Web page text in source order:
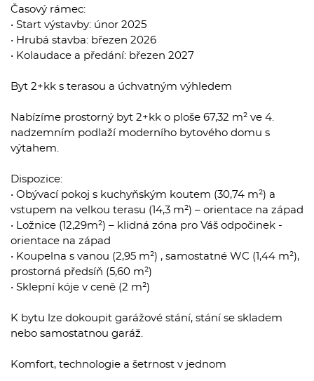
Časový rámec:
• Start výstavby: únor 2025
• Hrubá stavba: březen 2026
• Kolaudace a předání: březen 2027
Byt 2+kk s terasou a úchvatným výhledem
Nabízíme prostorný byt 2+kk o ploše 67,32 m² ve 4.
nadzemním podlaží moderního bytového domu s
výtahem.
Dispozice:
• Obývací pokoj s kuchyňským koutem (30,74 m²) a
vstupem na velkou terasu (14,3 m²) – orientace na západ
• Ložnice (12,29m²) – klidná zóna pro Váš odpočinek -
orientace na západ
• Koupelna s vanou (2,95 m²) , samostatné WC (1,44 m²),
prostorná předsíň (5,60 m²)
• Sklepní kóje v ceně (2 m²)
K bytu lze dokoupit garážové stání, stání se skladem
nebo samostatnou garáž.
Komfort, technologie a šetrnost v jednom